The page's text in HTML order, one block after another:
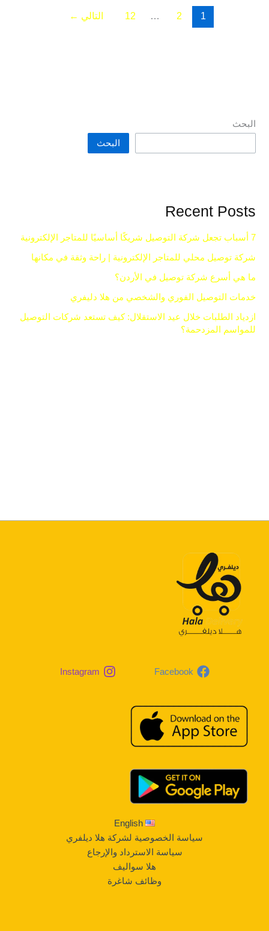
1
2
…
12 التالي ←
البحث
البحث
Recent Posts
7 أسباب تجعل شركة التوصيل شريكًا أساسيًا للمتاجر الإلكترونية
شركة توصيل محلي للمتاجر الإلكترونية | راحة وثقة في مكانها
ما هي أسرع شركة توصيل في الأردن؟
خدمات التوصيل الفوري والشخصي من هلا دليفري
ازدياد الطلبات خلال عيد الاستقلال: كيف تستعد شركات التوصيل
للمواسم المزدحمة؟
Facebook
Instagram
English
سياسة الخصوصية لشركة هلا ديلفري
سياسة الاسترداد والإرجاع
هلا سواليف
وظائف شاغرة